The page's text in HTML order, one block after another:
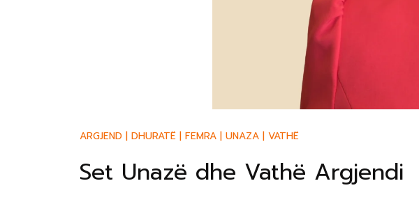
ARGJEND | DHURATË | FEMRA | UNAZA | VATHË
Set Unazë dhe Vathë Argjendi